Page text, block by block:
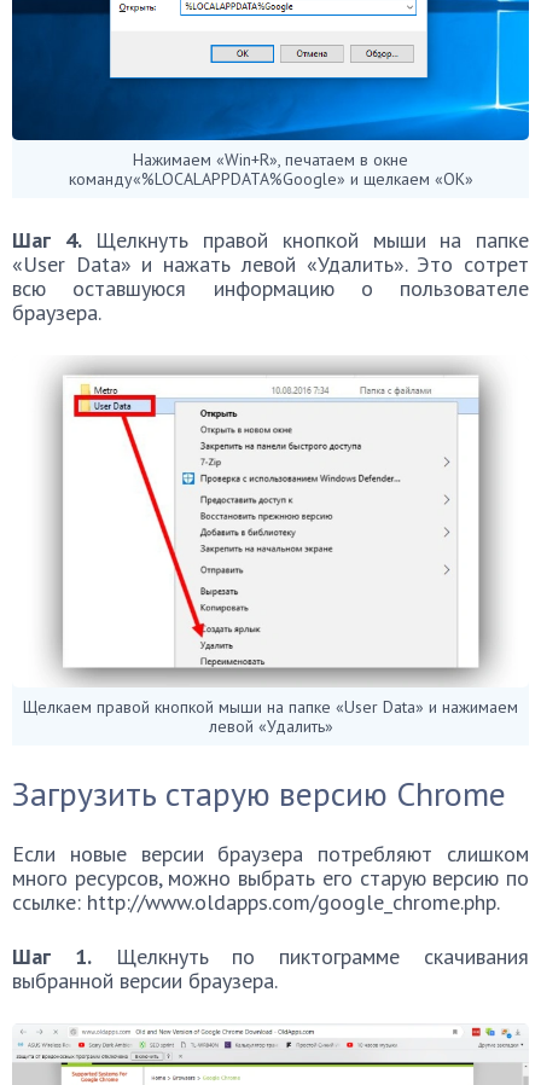
Нажимаем «Win+R», печатаем в окне
команду«%LOCALAPPDATA%Google» и щелкаем «OK»
Шаг 4.Щелкнуть правой кнопкой мыши на папке
«User Data» и нажать левой «Удалить». Это сотрет
всю оставшуюся информацию о пользователе
браузера.
Щелкаем правой кнопкой мыши на папке «User Data» и нажимаем
левой «Удалить»
Загрузить старую версию Chrome
Если новые версии браузера потребляют слишком
много ресурсов, можно выбрать его старую версию по
ссылке: http://www.oldapps.com/google_chrome.php.
Шаг 1.Щелкнуть по пиктограмме скачивания
выбранной версии браузера.